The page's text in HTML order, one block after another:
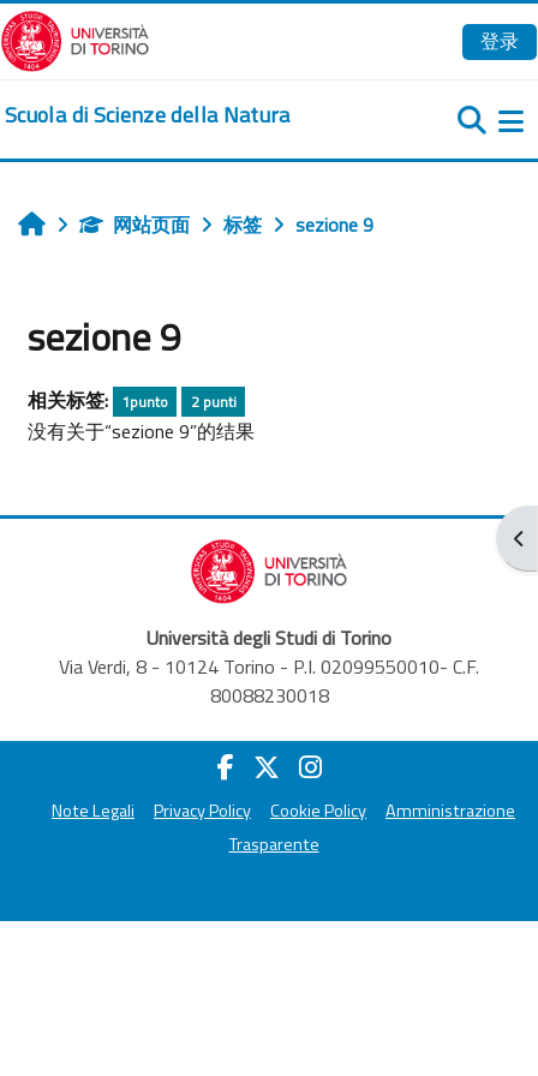
跳到主要内容
登录
Scuola di Scienze della Natura
打
首页 网站页面 标签 sezione 9
sezione 9
相关标签: 1punto 2 punti
没有关于“sezione 9”的结果
Università degli Studi di Torino
Via Verdi, 8 - 10124 Torino - P.I. 02099550010- C.F.
80088230018
Note Legali Privacy Policy Cookie Policy
Amministrazione
Trasparente